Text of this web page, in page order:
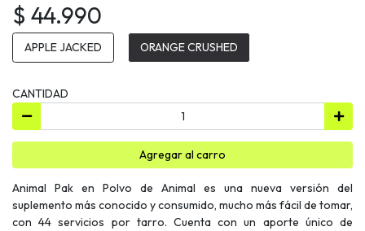
$ 44.990
APPLE JACKED ORANGE CRUSHED
CANTIDAD
Agregar al carro
Animal Pak en Polvo de Animal es una nueva versión del
suplemento más conocido y consumido, mucho más fácil de tomar,
con 44 servicios por tarro. Cuenta con un aporte único de